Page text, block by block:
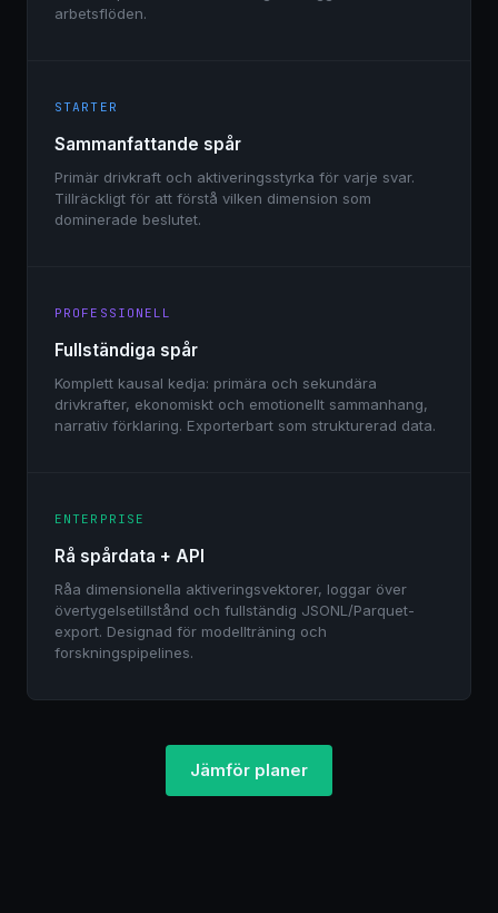
arbetsflöden.
STARTER
Sammanfattande spår
Primär drivkraft och aktiveringsstyrka för varje svar.
Tillräckligt för att förstå vilken dimension som
dominerade beslutet.
PROFESSIONELL
Fullständiga spår
Komplett kausal kedja: primära och sekundära
drivkrafter, ekonomiskt och emotionellt sammanhang,
narrativ förklaring. Exporterbart som strukturerad data.
ENTERPRISE
Rå spårdata + API
Råa dimensionella aktiveringsvektorer, loggar över
övertygelsetillstånd och fullständig JSONL/Parquet-
export. Designad för modellträning och
forskningspipelines.
Jämför planer